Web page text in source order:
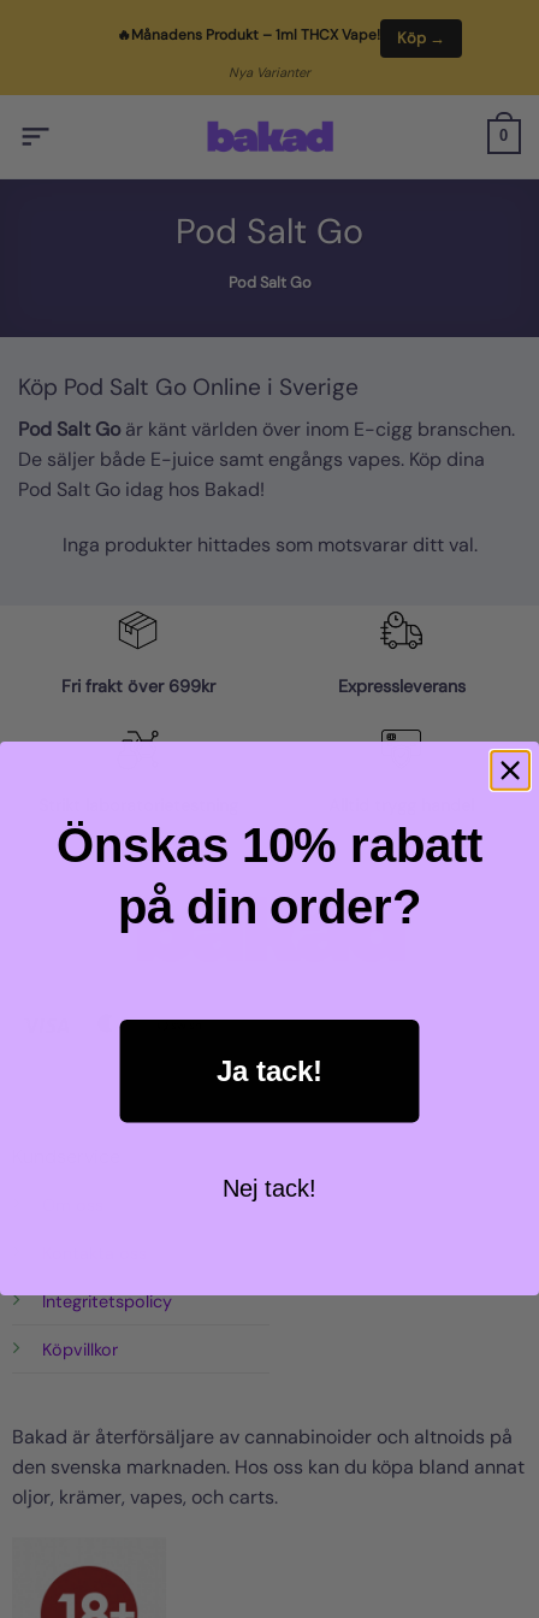
🔥Månadens Produkt – 1ml THCX Vape! Köp →
Nya Varianter
0
Pod Salt Go
Pod Salt Go
Köp Pod Salt Go Online i Sverige
Pod Salt Goär känt världen över inom E-cigg branschen.
De säljer både E-juice samt engångs vapes. Köp dina
Pod Salt Go idag hos Bakad!
Inga produkter hittades som motsvarar ditt val.
Fri frakt över 699kr Expressleverans
MasterCard
Swish
Integritetspolicy
Köpvillkor
Bakad är återförsäljare av cannabinoider och altnoids på
den svenska marknaden. Hos oss kan du köpa bland annat
oljor, krämer, vapes, och carts.
Önskas 10% rabatt
på din order?
Ja tack!
Nej tack!